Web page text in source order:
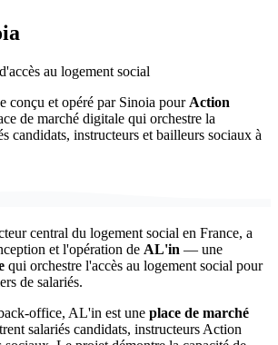
au logement social
conçu et opéré par Sinoia pour Action
de marché digitale qui orchestre la
candidats, instructeurs et bailleurs sociaux à
central du logement social en France, a
et l'opération de AL'in — une
qui orchestre l'accès au logement social pour
de salariés.
office, AL'in est une place de marché
salariés candidats, instructeurs Action